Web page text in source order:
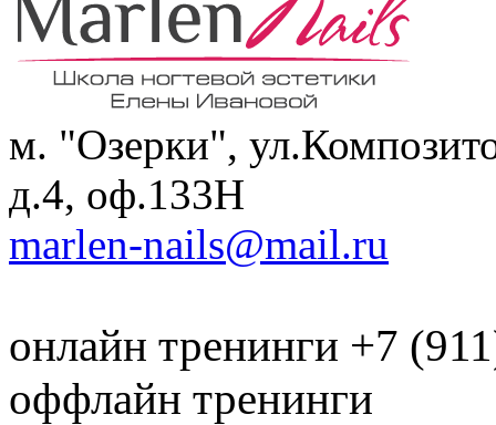
м. "Озерки",
д.4, оф.133H
marlen-nails@mail.ru
онлайн тренинги +7
оффлайн тренинги